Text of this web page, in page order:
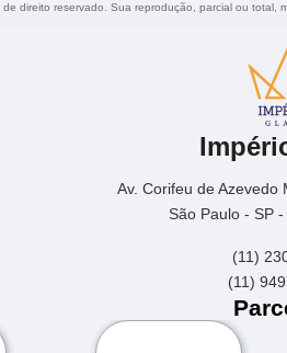
de direito reservado. Sua reprodução, parcial ou total,
Av. Corifeu de Azevedo
São Paulo - SP
(11)
(11)